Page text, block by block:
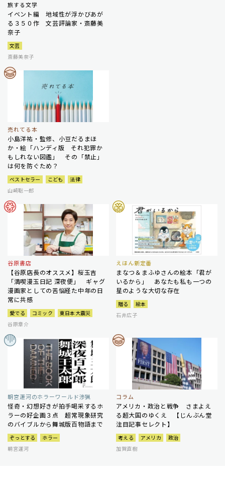
旅する文学
イベント編 地域性が浮かびあが
る３５０作 文芸評論家・斎藤美
奈子
文芸
斎藤美奈子
売れてる本
小島洋祐・監修、小豆だるまほ
か・絵「ハンディ版 それ犯罪か
もしれない図鑑」 その「禁止」
は何を防ぐため？
ベストセラー こども
法律
山崎聡一郎
谷原書店
【谷原店長のオススメ】桜玉吉
「満喫漫玉日記 深夜便」 ギャグ
漫画家としての苦悩経た中年の日
常に共感
愛でる コミック
東日本大震災
谷原章介
えほん新定番
まなつ＆まふゆさんの絵本「君が
いるから」 あなたも私も一つの
星のような大切な存在
贈る
絵本
石井広子
朝宮運河のホラーワールド渉猟
怪奇・幻想好きが拍手喝采するホ
ラーの好企画３点 超常現象研究
のバイブルから舞城版百物語まで
ぞっとする
ホラー
朝宮運河
コラム
アメリカ・政治と戦争 さまよえ
る超大国のゆくえ 【じんぶん堂
注目記事セレクト】
考える アメリカ
政治
加賀直樹